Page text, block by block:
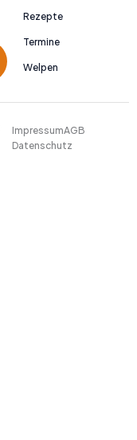
Rezepte
Termine
Welpen
ImpressumAGB
Datenschutz